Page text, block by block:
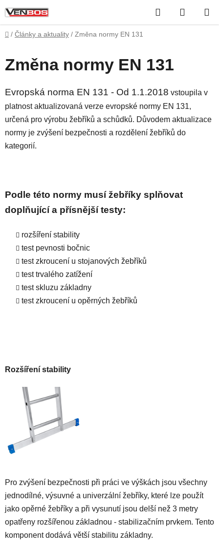
na
obsah
Hledat
KOŠÍK
Domů
/ Články a aktuality / Změna normy EN 131
Změna normy EN 131
Evropská norma EN 131 - Od 1.1.2018 vstoupila v
platnost aktualizovaná verze evropské normy EN 131,
určená pro výrobu žebříků a schůdků. Důvodem aktualizace
normy je zvýšení bezpečnosti a rozdělení žebříků do
kategorií.
Podle této normy musí žebříky splňovat
doplňující a přísnější testy:
rozšíření stability
test pevnosti bočnic
test zkroucení u stojanových žebříků
test trvalého zatížení
test skluzu základny
test zkroucení u opěrných žebříků
Rozšíření stability
Pro zvýšení bezpečnosti při práci ve výškách jsou všechny
jednodílné, výsuvné a univerzální žebříky, které lze použít
jako opěrné žebříky a při vysunutí jsou delší než 3 metry
opatřeny rozšířenou základnou - stabilizačním prvkem. Tento
komponent dodává větší stabilitu základny.